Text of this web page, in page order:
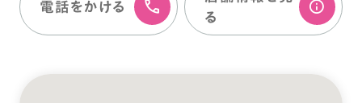
電話をかける
る